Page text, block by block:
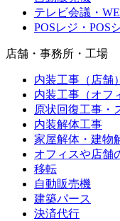
テレビ会議・
POSレジ・POS
店舗・事務所・工場
内装工事（店舗）
内装工事（オフ
原状回復工事・
内装解体工事
家屋解体・建物
オフィスや店舗
移転
自動販売機
建築パース
決済代行